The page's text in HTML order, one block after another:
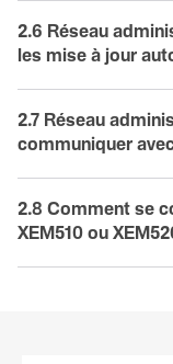
2.6 Réseau
les mise à jour
2.7 Réseau
communiquer
2.8 Comment se
XEM510 ou